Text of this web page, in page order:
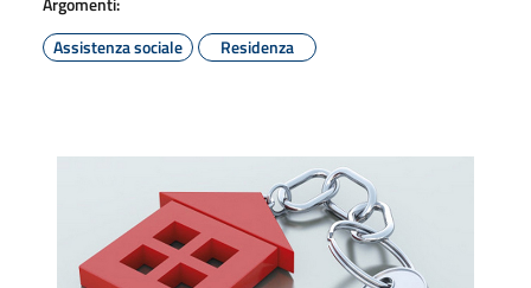
Assistenza sociale
Residenza